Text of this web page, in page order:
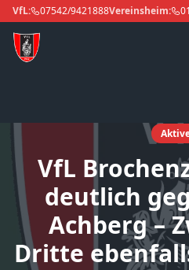
VfL: 07542/9421888Vereinsheim:
VfL
deutlich
Achberg –
Dritte